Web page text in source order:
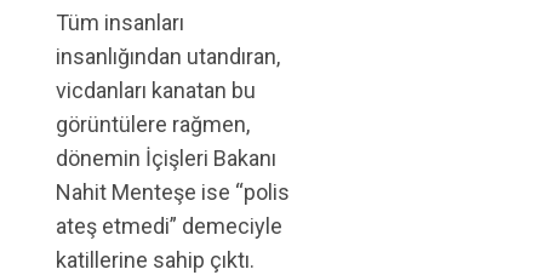
Tüm insanları
insanlığından utandıran,
vicdanları kanatan bu
görüntülere rağmen,
dönemin İçişleri Bakanı
Nahit Menteşe ise “polis
ateş etmedi” demeciyle
katillerine sahip çıktı.